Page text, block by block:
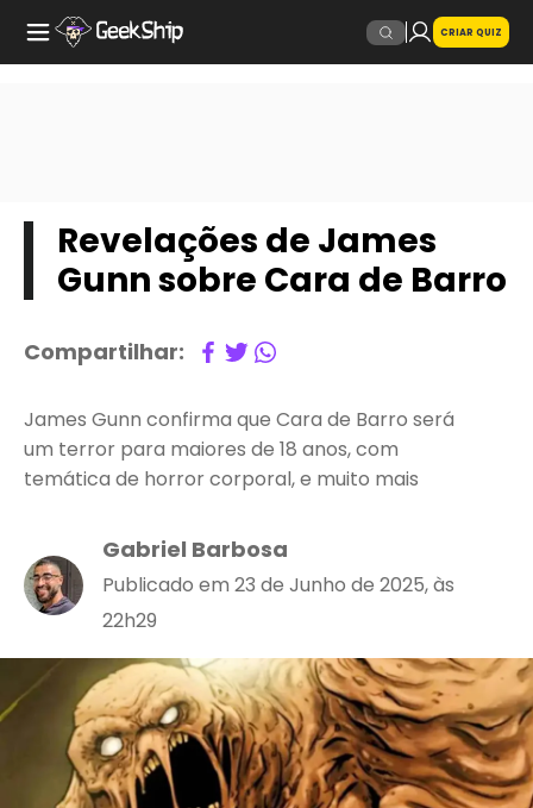
CRIAR QUIZ
Revelações de James
Gunn sobre Cara de Barro
Compartilhar:
James Gunn confirma que Cara de Barro será
um terror para maiores de 18 anos, com
temática de horror corporal, e muito mais
Gabriel Barbosa
Publicado em 23 de Junho de 2025, às
22h29